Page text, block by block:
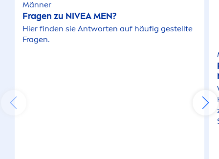
Verwöhnend
Von Hautexperten empfohlen
PRODUKTLINIE
Männer
Fragen zu NIVEAMEN?
Hier finden sie Antworten auf häufig gestellte
Fragen.